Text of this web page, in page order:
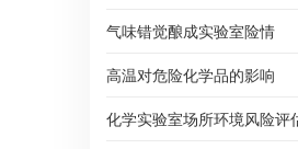
气味错觉酿成实验室险情
高温对危险化学品的影响
化学实验室场所环境风险评